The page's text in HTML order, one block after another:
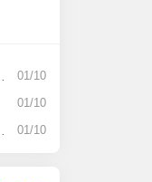
01/10
01/10
01/10